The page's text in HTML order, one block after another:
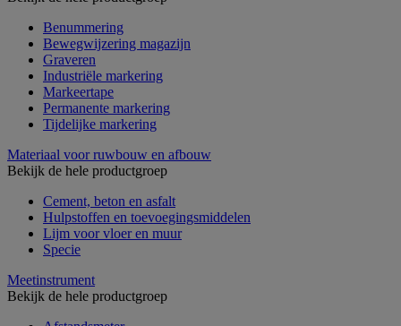
Benummering
Bewegwijzering magazijn
Graveren
Industriële markering
Markeertape
Permanente markering
Tijdelijke markering
Materiaal voor ruwbouw en afbouw
Bekijk de hele productgroep
Cement, beton en asfalt
Hulpstoffen en toevoegingsmiddelen
Lijm voor vloer en muur
Specie
Meetinstrument
Bekijk de hele productgroep